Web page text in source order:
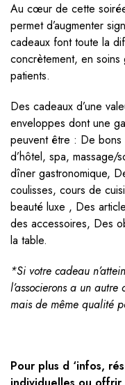
Au cœur de cette
permet d’augmenter
cadeaux font toute la
concrètement, en soins
patients.
Des cadeaux d’une
enveloppes dont une
peuvent être : De bons
d’hôtel, spa, massage/
dîner gastronomique,
coulisses, cours de
beauté luxe , Des
des accessoires, Des
la table.
*Si votre cadeau
l’associerons a un
mais de même qualité
Pour plus d ‘infos,